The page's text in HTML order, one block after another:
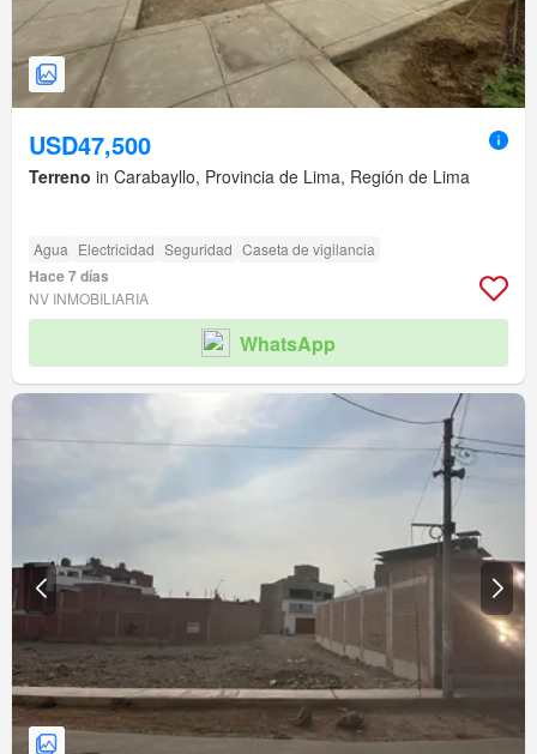
USD47,500
Terreno in Carabayllo, Provincia de Lima, Región de Lima
Agua Electricidad Seguridad Caseta de vigilancia
Hace 7 días
NV INMOBILIARIA
WhatsApp